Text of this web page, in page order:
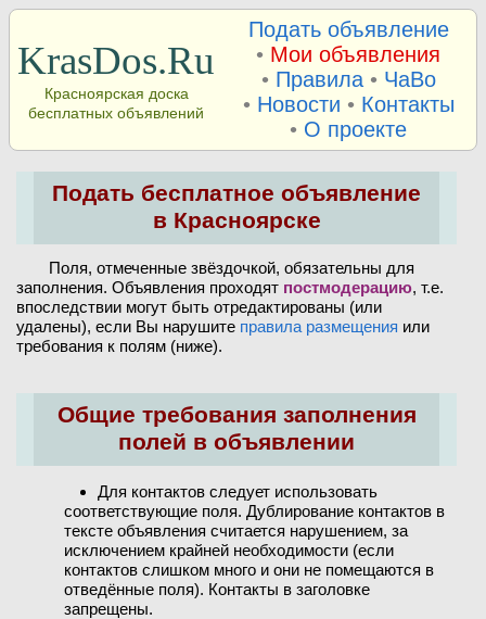
KrasDos.Ru
Красноярская доска
бесплатных объявлений
Подать объявление
• Мои объявления
• Правила• ЧаВо
• Новости • Контакты
• О проекте
Подать бесплатное объявление
в Красноярске
Поля, отмеченные звёздочкой, обязательны для
заполнения. Объявления проходят постмодерацию, т.е.
впоследствии могут быть отредактированы (или
удалены), если Вы нарушите правила размещения или
требования к полям (ниже).
Общие требования заполнения
полей в объявлении
Для контактов следует использовать
соответствующие поля. Дублирование контактов в
тексте объявления считается нарушением, за
исключением крайней необходимости (если
контактов слишком много и они не помещаются в
отведённые поля). Контакты в заголовке
запрещены.